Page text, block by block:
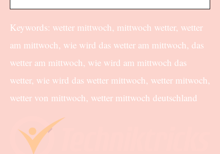
Keywords: wetter mittwoch, mittwoch wetter, wetter
am mittwoch, wie wird das wetter am mittwoch, das
wetter am mittwoch, wie wird am mittwoch das
wetter, wie wird das wetter mittwoch, wetter mitwoch,
wetter von mittwoch, wetter mittwoch deutschland